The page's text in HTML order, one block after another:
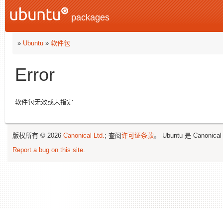
packages
» Ubuntu » 软件包
Error
软件包无效或未指定
版权所有 © 2026 Canonical Ltd.; 查阅许可证条款。 Ubuntu 是
Report a bug on this site.